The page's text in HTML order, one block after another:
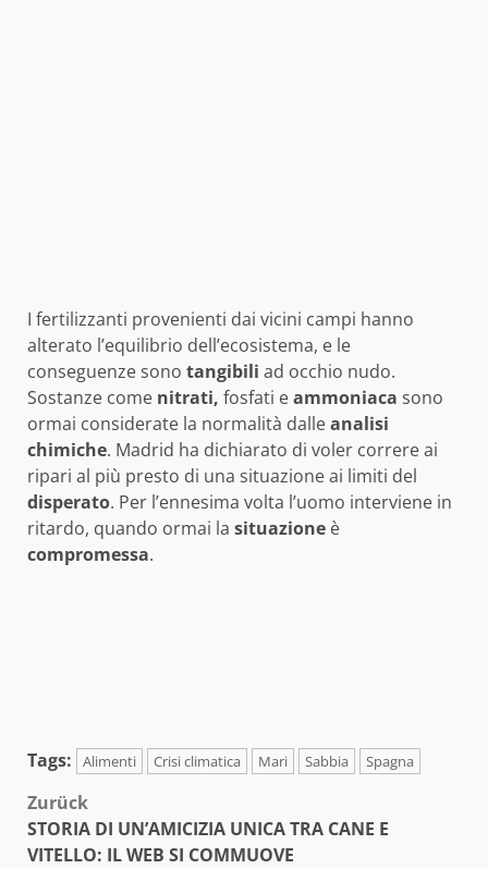
I fertilizzanti provenienti dai vicini campi hanno
alterato l’equilibrio dell’ecosistema, e le
conseguenze sono tangibili ad occhio nudo.
Sostanze come nitrati, fosfati eammoniaca sono
ormai considerate la normalità dalleanalisi
chimiche. Madrid ha dichiarato di voler correre ai
ripari al più presto di una situazione ai limiti del
disperato. Per l’ennesima volta l’uomo interviene in
ritardo, quando ormai la situazione è
compromessa.
Tags: Alimenti Crisi climatica Mari Sabbia Spagna
Beitragsnavigation
Zurück
STORIA DI UN’AMICIZIA UNICA TRA CANE E
VITELLO: IL WEB SI COMMUOVE